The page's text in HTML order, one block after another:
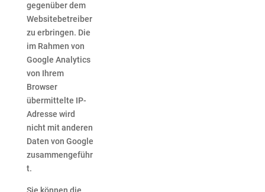
gegenüber dem
Websitebetreiber
zu erbringen. Die
im Rahmen von
Google Analytics
von Ihrem
Browser
übermittelte IP-
Adresse wird
nicht mit anderen
Daten von Google
zusammengeführ
t.